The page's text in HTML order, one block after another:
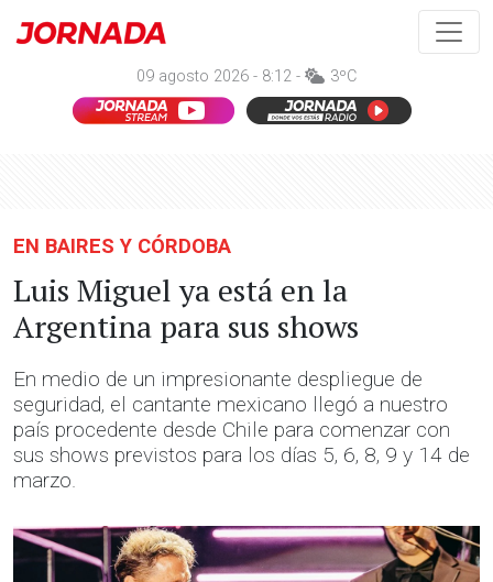
09 agosto 2026 - 8:12 - 3ºC
EN BAIRES Y CÓRDOBA
Luis Miguel ya está en la
Argentina para sus shows
En medio de un impresionante despliegue de
seguridad, el cantante mexicano llegó a nuestro
país procedente desde Chile para comenzar con
sus shows previstos para los días 5, 6, 8, 9 y 14 de
marzo.